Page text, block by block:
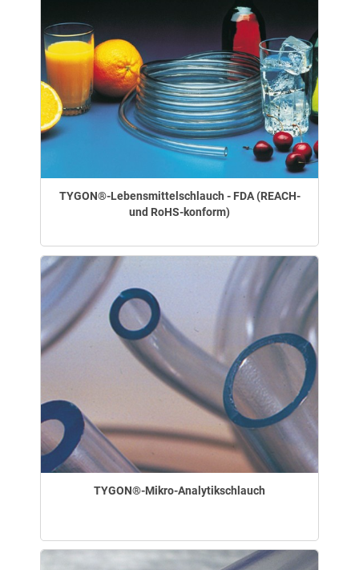
TYGON®-Lebensmittelschlauch - FDA (REACH-
und RoHS-konform)
TYGON®-Mikro-Analytikschlauch